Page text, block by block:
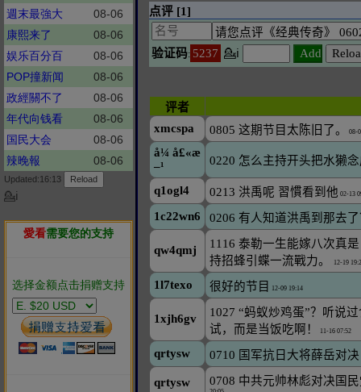
週末最強大
08-06
康熙来了
08-06
娱乐百分百
08-06
POP撞新闻
08-06
政經關不了
08-06
年代向钱看
08-06
国民大会
08-06
辣晚報
08-06
Updated:16:13
💁ℹ
愛看需要您的支持
选择金额点击捐赠支持